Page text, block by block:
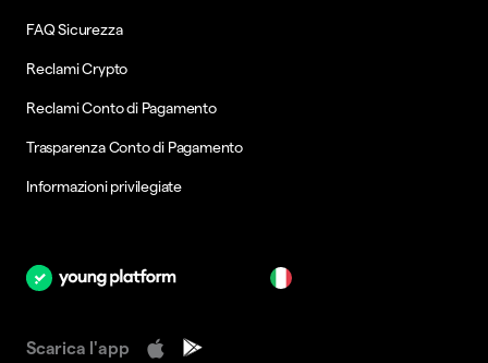
FAQ Sicurezza
Reclami Crypto
Reclami Conto di Pagamento
Trasparenza Conto di Pagamento
Informazioni privilegiate
Scarica l'app